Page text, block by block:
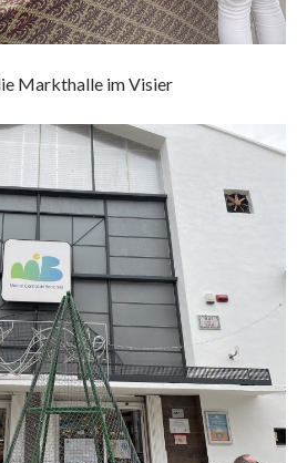
Markthalle im Visier